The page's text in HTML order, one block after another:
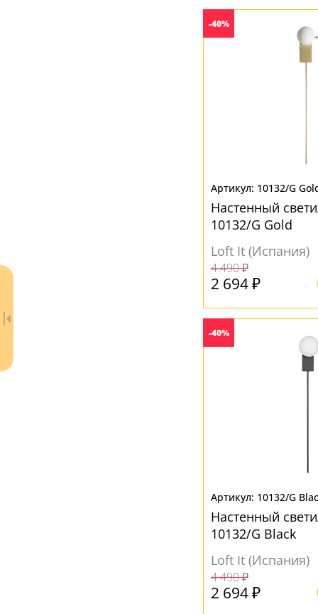
- бесплатно по России
- бесплатная доставка
-40%
10132/G
Настенный
10132/G Gold
Loft It (Испания)
4 490 ₽
2 694 ₽
-40%
10132/G
Настенный
10132/G Black
Loft It (Испания)
4 490 ₽
2 694 ₽